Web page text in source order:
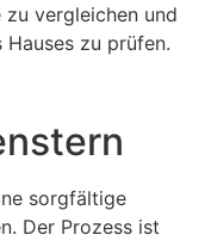
zu vergleichen und
zu prüfen.
sorgfältige
Der Prozess ist